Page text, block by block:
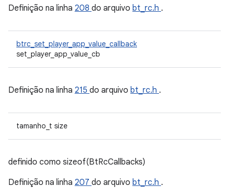
Definição na linha 208 do arquivo bt_rc.h .
btrc_set_player_app_value_callback
set_player_app_value_cb
Definição na linha 215 do arquivo bt_rc.h .
tamanho_t size
definido como sizeof(BtRcCallbacks)
Definição na linha 207 do arquivo bt_rc.h .